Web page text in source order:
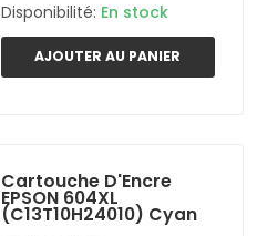
Disponibilité: En stock
AJOUTER AU PANIER
Cartouche D'Encre
EPSON 604XL
(C13T10H24010) Cyan